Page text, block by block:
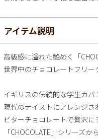
アイテム説明
高級感に溢れた艶めく「
世界中のチョコレートフリー
イギリスの伝統的な学生カバ
現代のテイストにアレンジさ
ビターチョコレートで贅沢に
「CHOCOLATE」シリーズから